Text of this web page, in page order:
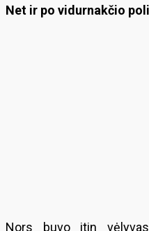
Net ir po vidurnakčio
Nors buvo itin